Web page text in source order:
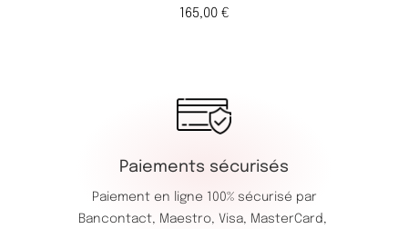
165,00 €
Paiements sécurisés
Paiement en ligne 100% sécurisé par
Bancontact, Maestro, Visa, MasterCard,